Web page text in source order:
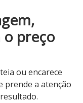
o preço
ou encarece
prende a atenção